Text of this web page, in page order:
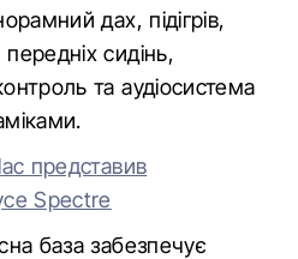
дах, підігрів,
сидінь,
та аудіосистема
представив
Spectre
база забезпечує